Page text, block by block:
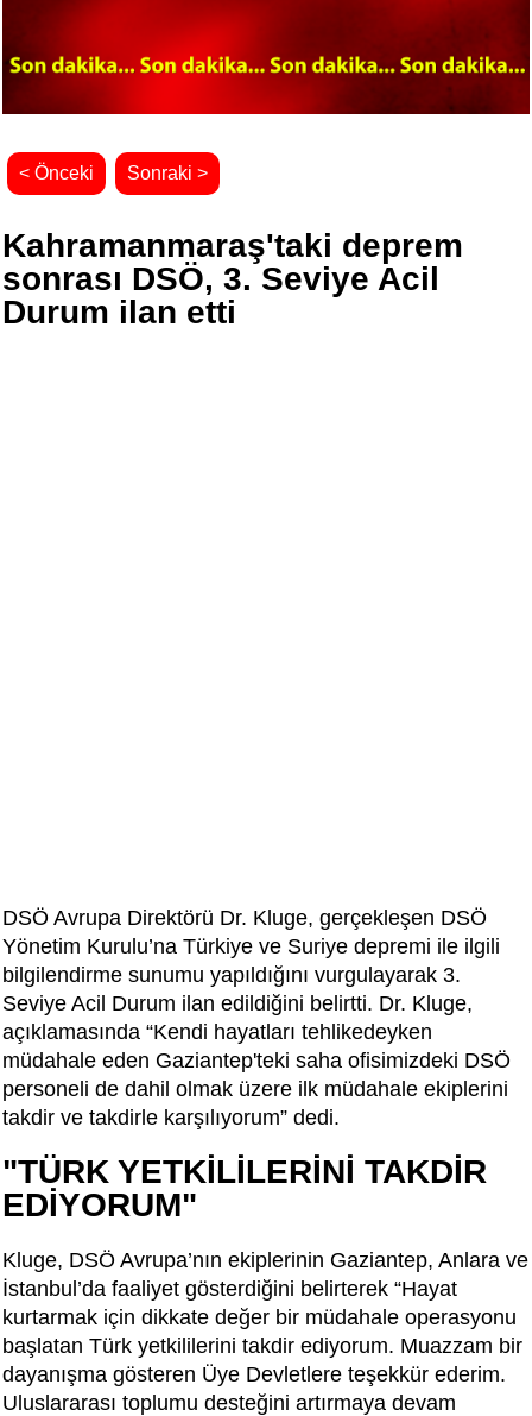
< Önceki Sonraki >
Kahramanmaraş'taki deprem
sonrası DSÖ, 3. Seviye Acil
Durum ilan etti
DSÖ Avrupa Direktörü Dr. Kluge, gerçekleşen DSÖ
Yönetim Kurulu’na Türkiye ve Suriye depremi ile ilgili
bilgilendirme sunumu yapıldığını vurgulayarak 3.
Seviye Acil Durum ilan edildiğini belirtti. Dr. Kluge,
açıklamasında “Kendi hayatları tehlikedeyken
müdahale eden Gaziantep'teki saha ofisimizdeki DSÖ
personeli de dahil olmak üzere ilk müdahale ekiplerini
takdir ve takdirle karşılıyorum” dedi.
"TÜRK YETKİLİLERİNİ TAKDİR
EDİYORUM"
Kluge, DSÖ Avrupa’nın ekiplerinin Gaziantep, Anlara ve
İstanbul’da faaliyet gösterdiğini belirterek “Hayat
kurtarmak için dikkate değer bir müdahale operasyonu
başlatan Türk yetkililerini takdir ediyorum. Muazzam bir
dayanışma gösteren Üye Devletlere teşekkür ederim.
Uluslararası toplumu desteğini artırmaya devam